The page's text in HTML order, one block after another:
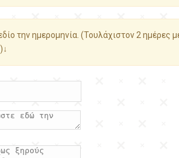
την ημερομηνία. (Τουλάχιστον 2 ημέρες